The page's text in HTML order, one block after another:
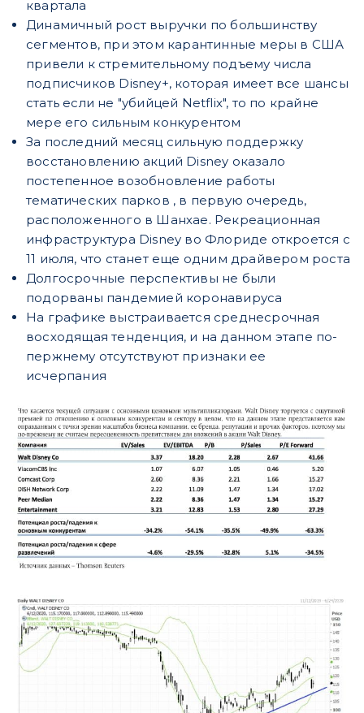
квартала
Динамичный рост выручки по большинству
сегментов, при этом карантинные меры в США
привели к стремительному подъему числа
подписчиков Disney+, которая имеет все шансы
стать если не "убийцей Netflix", то по крайне
мере его сильным конкурентом
За последний месяц сильную поддержку
восстановлению акций Disney оказало
постепенное возобновление работы
тематических парков , в первую очередь,
расположенного в Шанхае. Рекреационная
инфраструктура Disney во Флориде откроется с
11 июля, что станет еще одним драйвером роста
Долгосрочные перспективы не были
подорваны пандемией коронавируса
На графике выстраивается среднесрочная
восходящая тенденция, и на данном этапе по-
пержнему отсутствуют признаки ее
исчерпания